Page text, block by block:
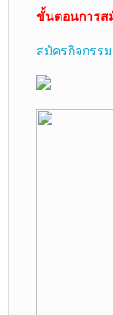
ขั้นตอนการส
สมัครกิจกรร